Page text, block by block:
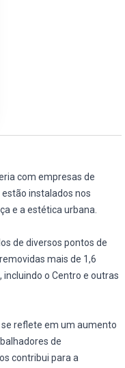
com empresas de
instalados nos
e a estética urbana.
de diversos pontos de
mais de 1,6
incluindo o Centro e outras
reflete em um aumento
de
contribui para a